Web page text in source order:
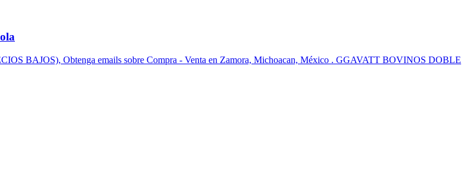
BAJOS), Obtenga emails sobre Compra - Venta en Zamora, Michoacan, México . GGAVATT BOVINOS DOBLE